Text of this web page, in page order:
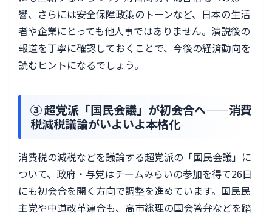
響、さらには安全保障政策のトーンなど、日本の生活
者や企業にとっても他人事ではありません。演説後の
報道を丁寧に確認しておくことで、今後の経済動向を
読むヒントになるでしょう。
③ 超党派「国民会議」が初会合へ——消費
税減税議論がいよいよ本格化
消費税の減税などを議論する超党派の「国民会議」に
ついて、政府・与党はチームみらいの参加を得て26日
にも初会合を開く方向で調整を進めています。国民民
主党や中道改革連合も、高市総理の国会答弁などを踏